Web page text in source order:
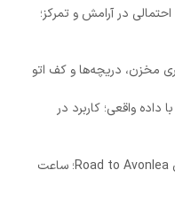
در آرامش و تمرکز؛
مخزن، دریچه‌ها و کف اتو
واقعی؛ کاربرد در
سریال قصه‌های جزیره؛ داستان و بازیگران Road to Avonlea؛ ساعت